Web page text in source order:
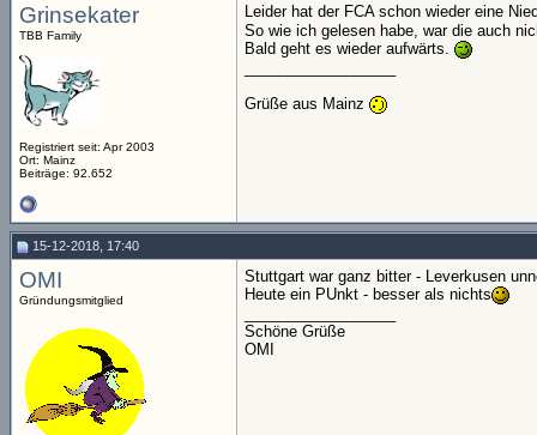
Grinsekater
TBB Family
Registriert seit: Apr 2003
Ort: Mainz
Beiträge: 92.652
Leider hat der FCA schon wieder eine
So wie ich gelesen habe, war die auch
Bald geht es wieder aufwärts.
Grüße aus Mainz
15-12-2018, 17:40
OMI
Gründungsmitglied
Stuttgart war ganz bitter - Leverkusen
Heute ein PUnkt - besser als nichts
Schöne Grüße
OMI